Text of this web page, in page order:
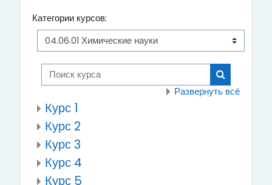
Категории курсов:
Поиск курса
Поиск курса
Развернуть всё
Курс 1
Курс 2
Курс 3
Курс 4
Курс 5